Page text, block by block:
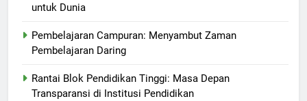
untuk Dunia
Pembelajaran Campuran: Menyambut Zaman
Pembelajaran Daring
Rantai Blok Pendidikan Tinggi: Masa Depan
Transparansi di Institusi Pendidikan